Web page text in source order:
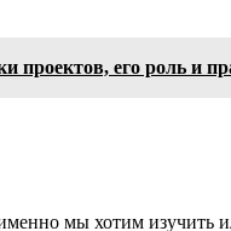
его роль и
мы хотим